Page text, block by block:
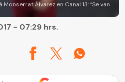
Álvarez en Canal 13: “Se van
- 07:29 hrs.